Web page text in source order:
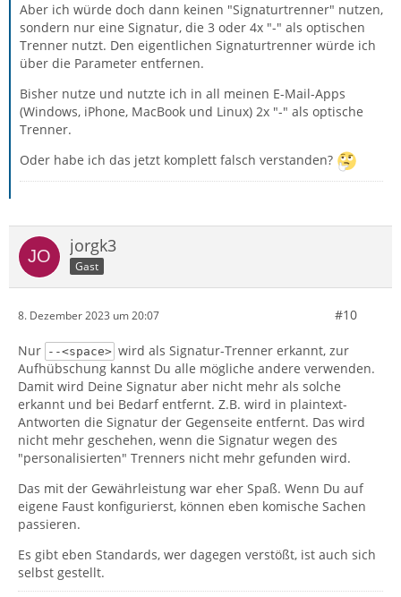
Aber ich würde doch dann keinen "Signaturtrenner" nutzen,
sondern nur eine Signatur, die 3 oder 4x "-" als optischen
Trenner nutzt. Den eigentlichen Signaturtrenner würde ich
über die Parameter entfernen.
Bisher nutze und nutzte ich in all meinen E-Mail-Apps
(Windows, iPhone, MacBook und Linux) 2x "-" als optische
Trenner.
Oder habe ich das jetzt komplett falsch verstanden?
jorgk3
Gast
8. Dezember 2023 um 20:07 #10
Nur --<space> wird als Signatur-Trenner erkannt, zur
Aufhübschung kannst Du alle mögliche andere verwenden.
Damit wird Deine Signatur aber nicht mehr als solche
erkannt und bei Bedarf entfernt. Z.B. wird in plaintext-
Antworten die Signatur der Gegenseite entfernt. Das wird
nicht mehr geschehen, wenn die Signatur wegen des
"personalisierten" Trenners nicht mehr gefunden wird.
Das mit der Gewährleistung war eher Spaß. Wenn Du auf
eigene Faust konfigurierst, können eben komische Sachen
passieren.
Es gibt eben Standards, wer dagegen verstößt, ist auch sich
selbst gestellt.